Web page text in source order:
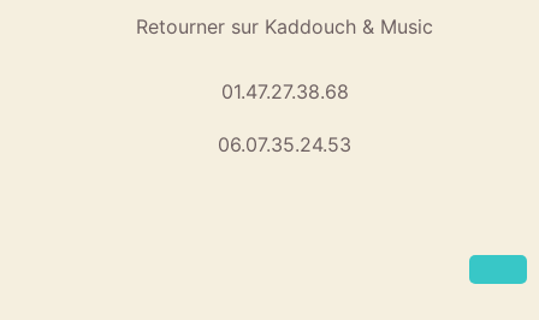
Retourner sur Kaddouch & Music
01.47.27.38.68
06.07.35.24.53